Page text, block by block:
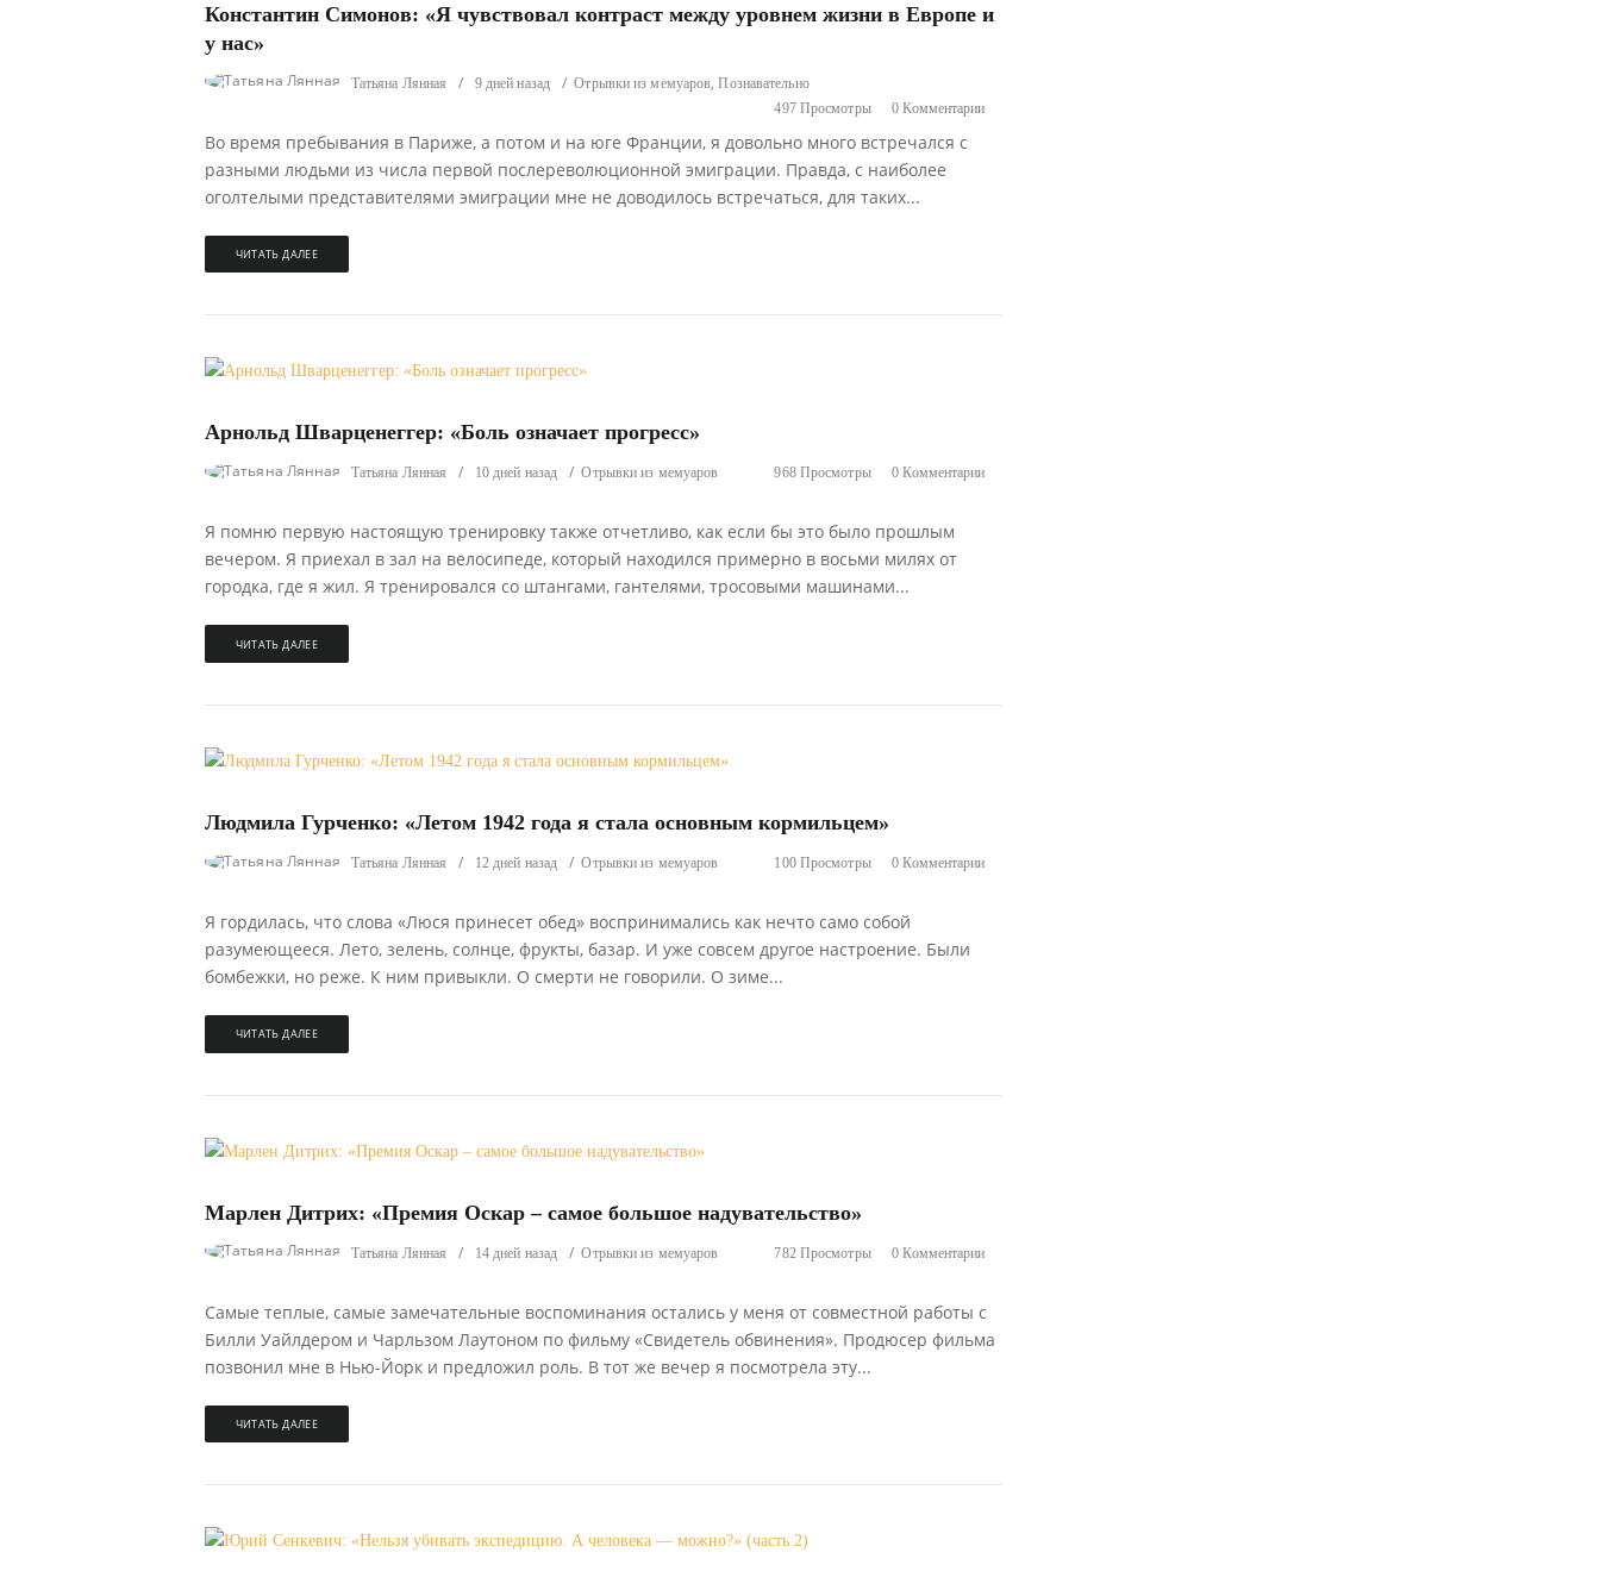
Константин Симонов: «Я чувствовал контраст между уровнем жизни в Европе и
у нас»
Татьяна Лянная 9 дней назад Отрывки из мемуаров,Познавательно
497 Просмотры
0 Комментарии
Во время пребывания в Париже, а потом и на юге Франции, я довольно много встречался с
разными людьми из числа первой послереволюционной эмиграции. Правда, с наиболее
оголтелыми представителями эмиграции мне не доводилось встречаться, для таких...
ЧИТАТЬ ДАЛЕЕ
Арнольд Шварценеггер: «Боль означает прогресс»
Татьяна Лянная 10 дней назад Отрывки из мемуаров 968 Просмотры 0 Комментарии
Я помню первую настоящую тренировку также отчетливо, как если бы это было прошлым
вечером. Я приехал в зал на велосипеде, который находился примерно в восьми милях от
городка, где я жил. Я тренировался со штангами, гантелями, тросовыми машинами...
ЧИТАТЬ ДАЛЕЕ
Людмила Гурченко: «Летом 1942 года я стала основным кормильцем»
Татьяна Лянная 12 дней назад Отрывки из мемуаров 100 Просмотры 0 Комментарии
Я гордилась, что слова «Люся принесет обед» воспринимались как нечто само собой
разумеющееся. Лето, зелень, солнце, фрукты, базар. И уже совсем другое настроение. Были
бомбежки, но реже. К ним привыкли. О смерти не говорили. О зиме...
ЧИТАТЬ ДАЛЕЕ
Марлен Дитрих: «Премия Оскар – самое большое надувательство»
Татьяна Лянная 14 дней назад Отрывки из мемуаров 782 Просмотры 0 Комментарии
Самые теплые, самые замечательные воспоминания остались у меня от совместной работы с
Билли Уайлдером и Чарльзом Лаутоном по фильму «Свидетель обвинения». Продюсер фильма
позвонил мне в Нью-Йорк и предложил роль. В тот же вечер я посмотрела эту...
ЧИТАТЬ ДАЛЕЕ